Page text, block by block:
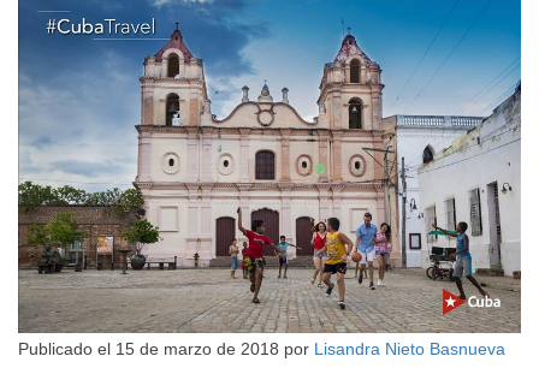
Publicado el 15 de marzo de 2018 por Lisandra Nieto Basnueva